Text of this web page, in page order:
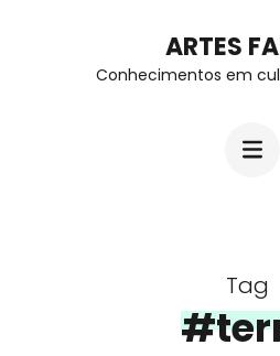
ARTES
Conhecimentos em
Tag